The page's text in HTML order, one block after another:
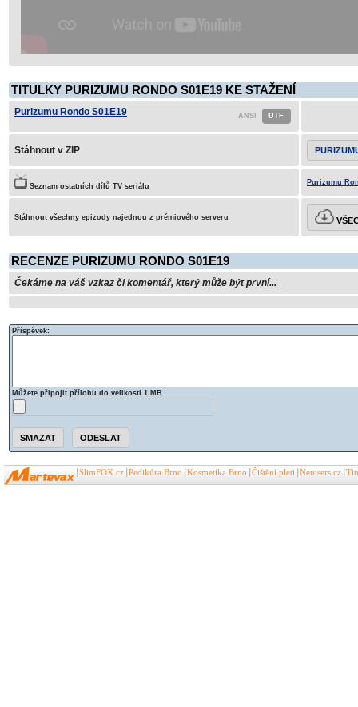
TITULKY PURIZUMU RONDO S01E19 KE STAŽENÍ
Purizumu Rondo S01E19
Stáhnout v ZIP
Seznam ostatních dílů TV seriálu Purizumu
Stáhnout všechny epizody najednou z prémiového serveru
RECENZE PURIZUMU RONDO S01E19
Čekáme na váš vzkaz či komentář, který může být první...
Příspěvek:
Můžete připojit přílohu do velikosti 1 MB
SlimFOX.cz Pedikúra Brno Kosmetika Brno Čištění pleti Netusers.cz